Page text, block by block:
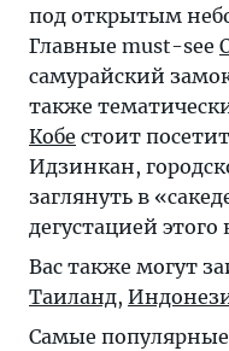
под открытым
Главные must-see
самурайский
также
Кобе стоит
Идзинкан,
заглянуть в
дегустацией
Вас также могут
Таиланд,
Самые